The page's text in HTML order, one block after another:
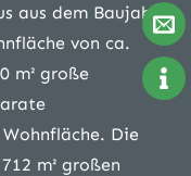
aus dem Baujahr
von ca.
m² große
Die
m² großen